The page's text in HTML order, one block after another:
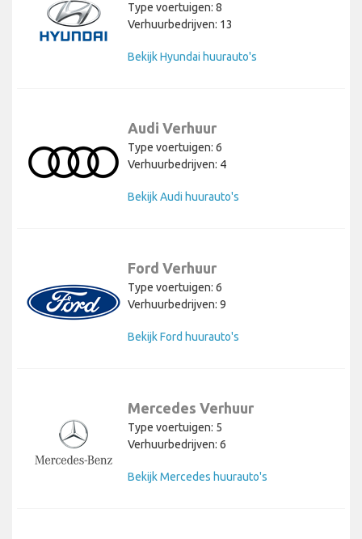
Type voertuigen: 8
Verhuurbedrijven: 13
Bekijk Hyundai huurauto's
Audi Verhuur
Type voertuigen: 6
Verhuurbedrijven: 4
Bekijk Audi huurauto's
Ford Verhuur
Type voertuigen: 6
Verhuurbedrijven: 9
Bekijk Ford huurauto's
Mercedes Verhuur
Type voertuigen: 5
Verhuurbedrijven: 6
Bekijk Mercedes huurauto's